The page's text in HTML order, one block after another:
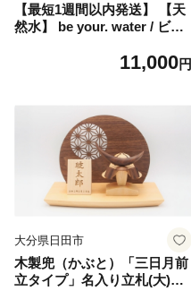
【最短1週間以内発送】 【天
然水】 be your. water / ビー
料水 水 みず 備蓄 防災 天然
11,000円
大分県日田市
木製兜（かぶと）「三日月前
立タイプ」名入り立札(大)